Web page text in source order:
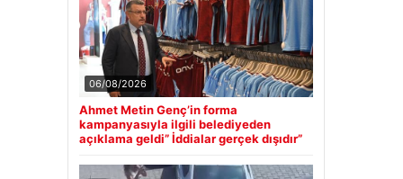
06/08/2026
Ahmet Metin Genç’in forma
kampanyasıyla ilgili belediyeden
açıklama geldi” İddialar gerçek dışıdır”